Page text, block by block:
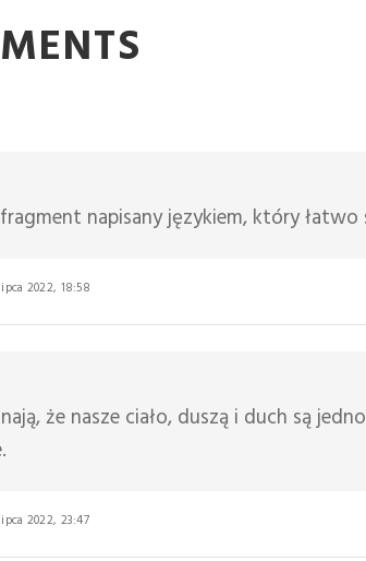
napisany językiem, który łatwo
2022, 18:58
że nasze ciało, duszą i duch są
2022, 23:47